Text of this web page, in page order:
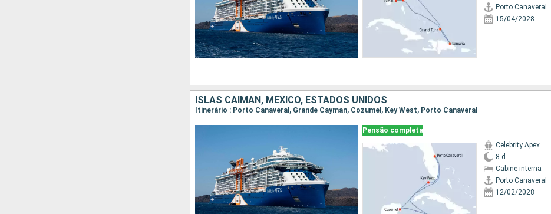
Porto Canaveral
15/04/2028
ISLAS CAIMÁN, MÉXICO, ESTADOS UNIDOS
Itinerário : Porto Canaveral, Grande Cayman, Cozumel, Key West, Porto Canaveral
Pensão completa
Celebrity Apex
8 d
Cabine interna
Porto Canaveral
12/02/2028